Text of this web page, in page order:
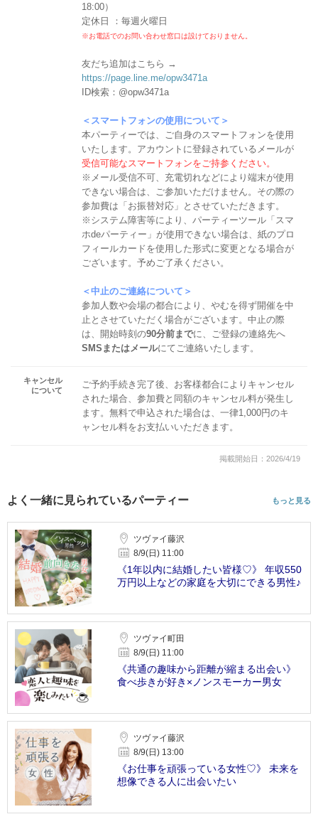
18:00）
定休日 ：毎週火曜日
※お電話でのお問い合わせ窓口は設けておりません。
友だち追加はこちら →
https://page.line.me/opw3471a
ID検索：@opw3471a
＜スマートフォンの使用について＞
本パーティーでは、ご自身のスマートフォンを使用
いたします。アカウントに登録されているメールが
受信可能なスマートフォンをご持参ください。
※メール受信不可、充電切れなどにより端末が使用
できない場合は、ご参加いただけません。その際の
参加費は「お振替対応」とさせていただきます。
※システム障害等により、パーティーツール「スマ
ホdeパーティー」が使用できない場合は、紙のプロ
フィールカードを使用した形式に変更となる場合が
ございます。予めご了承ください。
＜中止のご連絡について＞
参加人数や会場の都合により、やむを得ず開催を中
止とさせていただく場合がございます。中止の際
は、開始時刻の90分前までに、ご登録の連絡先へ
SMSまたはメールにてご連絡いたします。
キャンセル
について
ご予約手続き完了後、お客様都合によりキャンセル
された場合、参加費と同額のキャンセル料が発生し
ます。無料で申込された場合は、一律1,000円のキ
ャンセル料をお支払いいただきます。
掲載開始日：2026/4/19
よく一緒に見られているパーティー もっと見る
ツヴァイ藤沢
8/9(日) 11:00
《1年以内に結婚したい皆様♡》 年収550
万円以上などの家庭を大切にできる男性♪
ツヴァイ町田
8/9(日) 11:00
《共通の趣味から距離が縮まる出会い》
食べ歩きが好き×ノンスモーカー男女
ツヴァイ藤沢
8/9(日) 13:00
《お仕事を頑張っている女性♡》 未来を
想像できる人に出会いたい